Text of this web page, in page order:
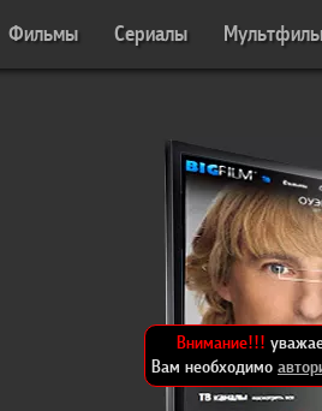
Фильмы Сериалы
Внимание!!!
Вам необходимо